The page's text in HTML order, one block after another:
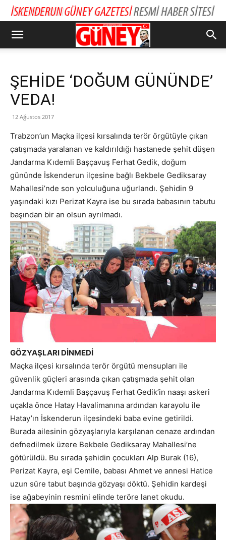
ŞEHİDE ‘DOĞUM GÜNÜNDE’
VEDA!
12 Ağustos 2017
Trabzon’un Maçka ilçesi kırsalında terör örgütüyle çıkan
çatışmada yaralanan ve kaldırıldığı hastanede şehit düşen
Jandarma Kıdemli Başçavuş Ferhat Gedik, doğum
gününde İskenderun ilçesine bağlı Bekbele Gediksaray
Mahallesi’nde son yolculuğuna uğurlandı. Şehidin 9
yaşındaki kızı Perizat Kayra ise bu sırada babasının tabutu
başından bir an olsun ayrılmadı.
GÖZYAŞLARI DİNMEDİ
Maçka ilçesi kırsalında terör örgütü mensupları ile
güvenlik güçleri arasında çıkan çatışmada şehit olan
Jandarma Kıdemli Başçavuş Ferhat Gedik’in naaşı askeri
uçakla önce Hatay Havalimanına ardından karayolu ile
Hatay’ın İskenderun ilçesindeki baba evine getirildi.
Burada ailesinin gözyaşlarıyla karşılanan cenaze ardından
defnedilmek üzere Bekbele Gediksaray Mahallesi’ne
götürüldü. Bu sırada şehidin çocukları Alp Burak (16),
Perizat Kayra, eşi Cemile, babası Ahmet ve annesi Hatice
uzun süre tabut başında gözyaşı döktü. Şehidin kardeşi
ise ağabeyinin resmini elinde teröre lanet okudu.